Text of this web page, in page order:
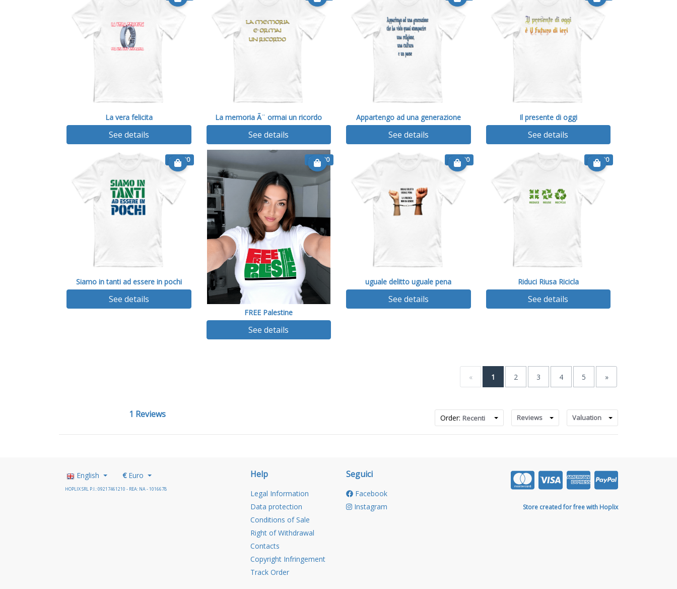
La vera felicita
See details
La memoria Ã¨ ormai un ricordo
See details
Appartengo ad una generazione
See details
Il presente di oggi
See details
€ 14.90
Siamo in tanti ad essere in pochi
See details
€ 14.90
FREE Palestine
See details
€ 14.90
uguale delitto uguale pena
See details
€ 14.90
Riduci Riusa Ricicla
See details
« 1 2 3 4 5 »
1 Reviews Valuation
Reviews
Order: Recenti
English €Euro
HOPLIX SRL P.I.: 09217461210 - REA: NA - 1016678
Help
Legal Information
Data protection
Conditions of Sale
Right of Withdrawal
Contacts
Copyright Infringement
Track Order
Seguici
Facebook
Instagram
Store created for free with Hoplix